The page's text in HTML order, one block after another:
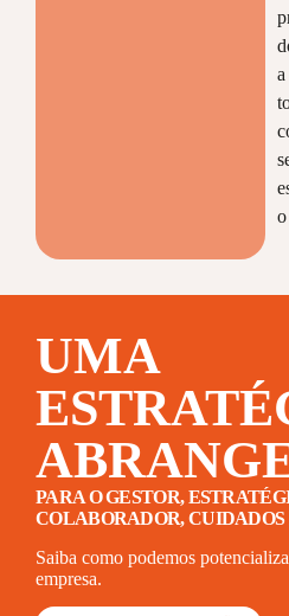
UMA
PARA O GESTOR,
COLABORADOR,
Saiba como podemos
empresa.